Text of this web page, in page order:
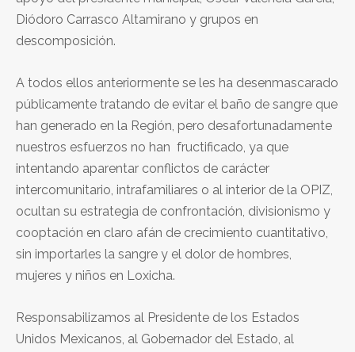
Diódoro Carrasco Altamirano y grupos en
descomposición.
A todos ellos anteriormente se les ha desenmascarado
públicamente tratando de evitar el baño de sangre que
han generado en la Región, pero desafortunadamente
nuestros esfuerzos no han fructificado, ya que
intentando aparentar conflictos de carácter
intercomunitario, intrafamiliares o al interior de la OPIZ,
ocultan su estrategia de confrontación, divisionismo y
cooptación en claro afán de crecimiento cuantitativo,
sin importarles la sangre y el dolor de hombres,
mujeres y niños en Loxicha.
Responsabilizamos al Presidente de los Estados
Unidos Mexicanos, al Gobernador del Estado, al